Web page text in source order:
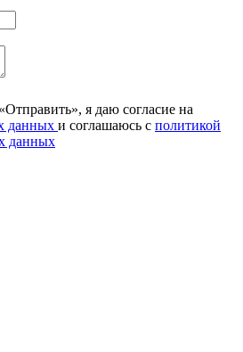
я даю согласие на
данных и соглашаюсь с политикой
данных